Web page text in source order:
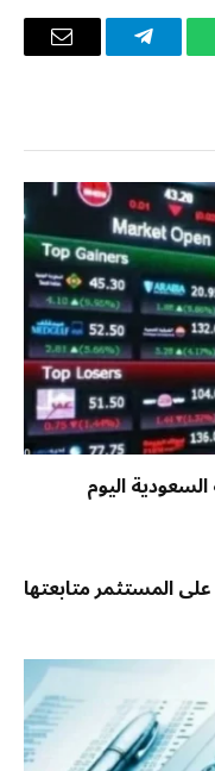
تيلقرام
البريد
اليوم
المستثمر متابعتها